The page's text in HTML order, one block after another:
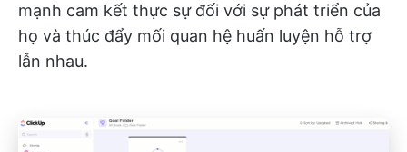
mạnh cam kết thực sự đối với sự phát triển của
họ và thúc đẩy mối quan hệ huấn luyện hỗ trợ
lẫn nhau.